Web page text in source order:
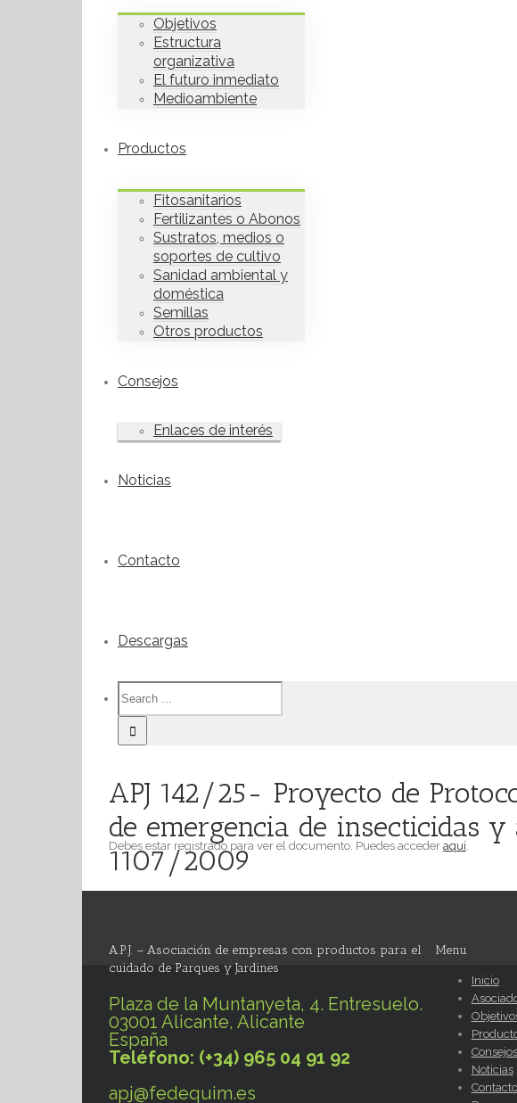
Objetivos
Estructura
organizativa
El futuro inmediato
Medioambiente
Productos
Fitosanitarios
Fertilizantes o Abonos
Sustratos, medios o
soportes de cultivo
Sanidad ambiental y
doméstica
Semillas
Otros productos
Consejos
Enlaces de interés
Noticias
Contacto
Descargas
APJ 142/25- Proyecto de
de emergencia de insecticidas
1107/2009
Debes estar registrado para ver el documento. Puedes acceder aquí.
A.P.J. – Asociación de empresas con productos para el
cuidado de Parques y Jardines
Plaza de la Muntanyeta, 4. Entresuelo.
03001 Alicante, Alicante
España
Teléfono: (+34) 965 04 91 92
apj@fedequim.es
Menu
Inicio
Consejos
Noticias
Contacto